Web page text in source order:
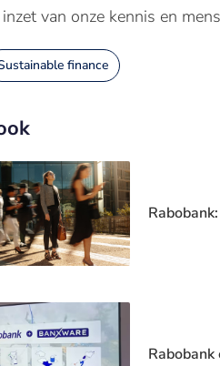
van onze kennis en
finance